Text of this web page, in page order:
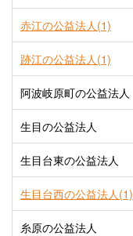
赤江の公益法人(1)
跡江の公益法人(1)
阿波岐原町の公益法人
生目の公益法人
生目台東の公益法人
生目台西の公益法人(1)
糸原の公益法人